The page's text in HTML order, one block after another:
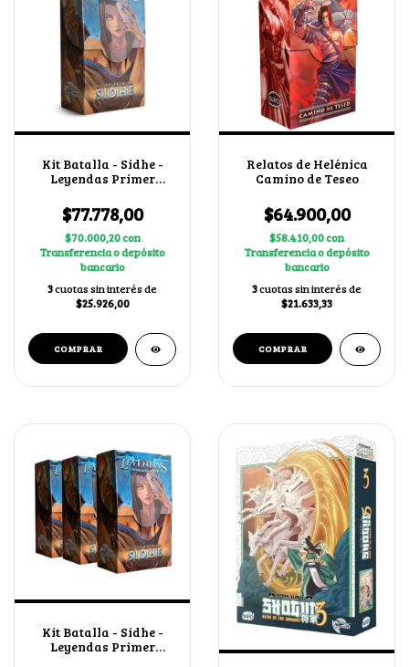
Kit Batalla - Sidhe -
Leyendas Primer
$77.778,00
$70.000,20con
Transferencia o depósito
bancario
3cuotas sin interés de
$25.926,00
Relatos de Helénica
Camino de Teseo
$64.900,00
$58.410,00con
Transferencia o depósito
bancario
3cuotas sin interés de
$21.633,33
Kit Batalla - Sidhe -
Leyendas Primer